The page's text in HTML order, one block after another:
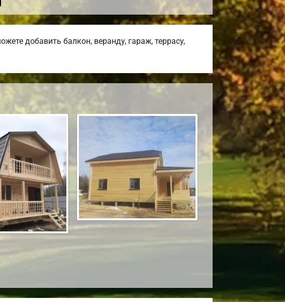
добавить балкон, веранду, гараж, террасу,